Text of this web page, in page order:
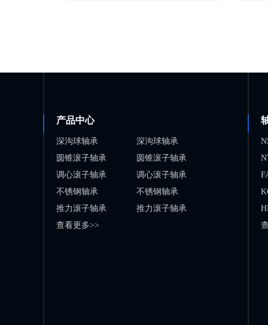
产品中心
深沟球轴承
圆锥滚子轴承
调心滚子轴承
不锈钢轴承
推力滚子轴承
查看更多>>
深沟球轴承
圆锥滚子轴承
调心滚子轴承
不锈钢轴承
推力滚子轴承